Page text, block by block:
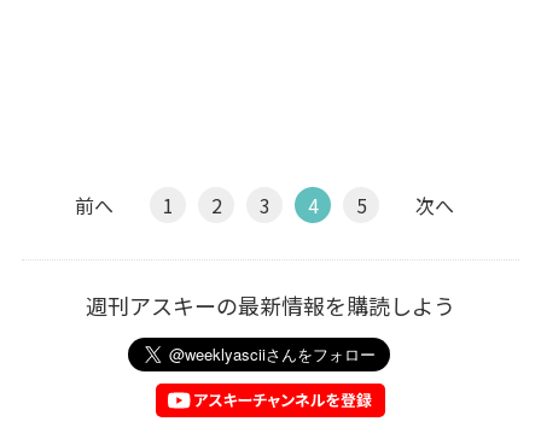
前へ 1 2 3 4 5 次へ
週刊アスキーの最新情報を購読しよう